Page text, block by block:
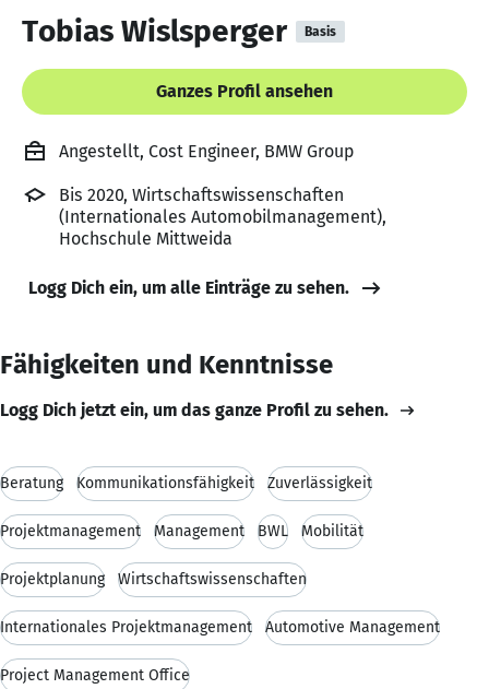
Tobias Wislsperger Basis
Ganzes Profil ansehen
Angestellt, Cost Engineer, BMW Group
Bis 2020, Wirtschaftswissenschaften
(Internationales Automobilmanagement),
Hochschule Mittweida
Logg Dich ein, um alle Einträge zu sehen.
Fähigkeiten und Kenntnisse
Logg Dich jetzt ein, um das ganze Profil zu sehen.
Beratung Kommunikationsfähigkeit Zuverlässigkeit
Projektmanagement Management BWL Mobilität
Projektplanung Wirtschaftswissenschaften
Internationales Projektmanagement Automotive Management
Project Management Office